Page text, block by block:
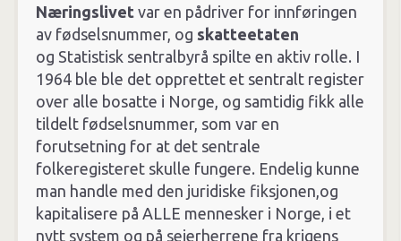
Næringslivet var en pådriver for innføringen
av fødselsnummer, og skatteetaten
og Statistisk sentralbyrå spilte en aktiv rolle. I
1964 ble ble det opprettet et sentralt register
over alle bosatte i Norge, og samtidig fikk alle
tildelt fødselsnummer, som var en
forutsetning for at det sentrale
folkeregisteret skulle fungere. Endelig kunne
man handle med den juridiske fiksjonen,og
kapitalisere på ALLE mennesker i Norge, i et
nytt system og på seierherrene fra krigens